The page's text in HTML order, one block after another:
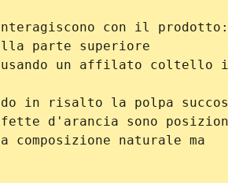
con il prodotto:
parte superiore
usando un affilato coltello
in risalto la polpa
d'arancia sono
composizione naturale ma